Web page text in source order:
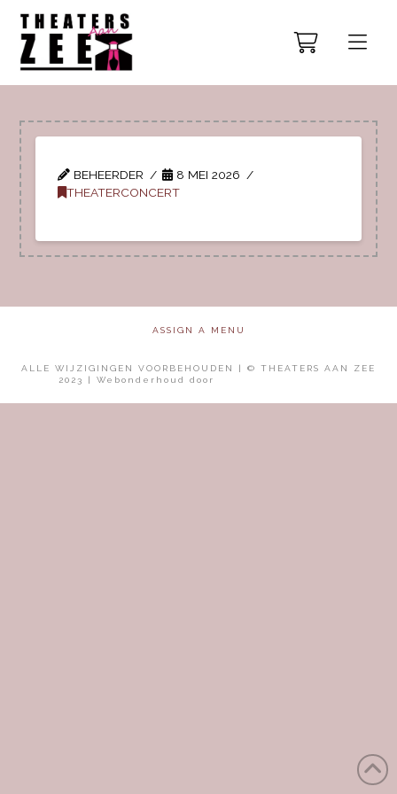
BEHEERDER
8 MEI 2026
THEATERCONCERT
ASSIGN A MENU
ALLE WIJZIGINGEN VOORBEHOUDEN | © THEATERS AAN ZEE
2023 | Webonderhoud door